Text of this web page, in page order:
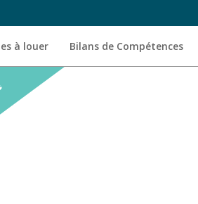
à louer Bilans de Compétences